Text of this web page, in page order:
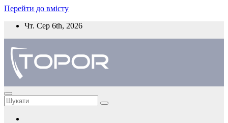
Перейти до вмісту
Чт. Сер 6th, 2026